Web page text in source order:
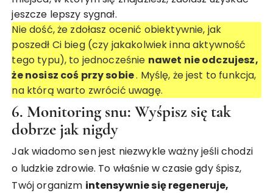
jeszcze lepszy sygnał.
Nie dość, że zdołasz ocenić obiektywnie, jak
poszedł Ci bieg (czy jakakolwiek inna aktywność
tego typu), to jednocześnie nawet nie odczujesz,
że nosisz coś przy sobie. Myślę, że jest to funkcja,
na którą warto zwrócić uwagę.
6. Monitoring snu: Wyśpisz się tak
dobrze jak nigdy
Jak wiadomo sen jest niezwykle ważny jeśli chodzi
o ludzkie zdrowie. To właśnie w czasie gdy śpisz,
Twój organizm intensywnie się regeneruje,